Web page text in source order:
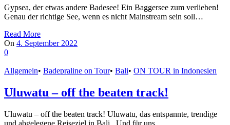
Gypsea, der etwas andere Badesee! Ein Baggersee zum verlieben!
Genau der richtige See, wenn es nicht Mainstream sein soll…
Read More
On 4. September 2022
0
Allgemein• Badepraline on Tour• Bali• ON TOUR in Indonesien
Uluwatu – off the beaten track!
Uluwatu – off the beaten track! Uluwatu, das entspannte, trendige
und abgelegene Reiseziel in Bali. Und für uns…